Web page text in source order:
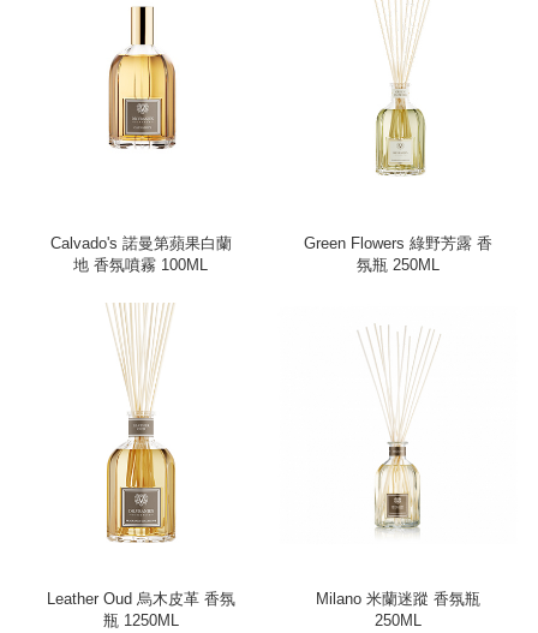
Calvado's 諾曼第蘋果白蘭
地 香氛噴霧 100ML
Green Flowers 綠野芳露 香
氛瓶 250ML
Leather Oud 烏木皮革 香氛
瓶 1250ML
Milano 米蘭迷蹤 香氛瓶
250ML